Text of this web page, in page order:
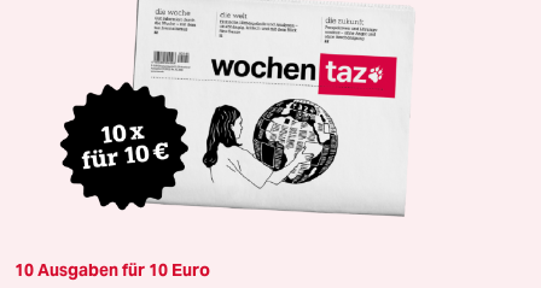
10 Ausgaben für 10 Euro